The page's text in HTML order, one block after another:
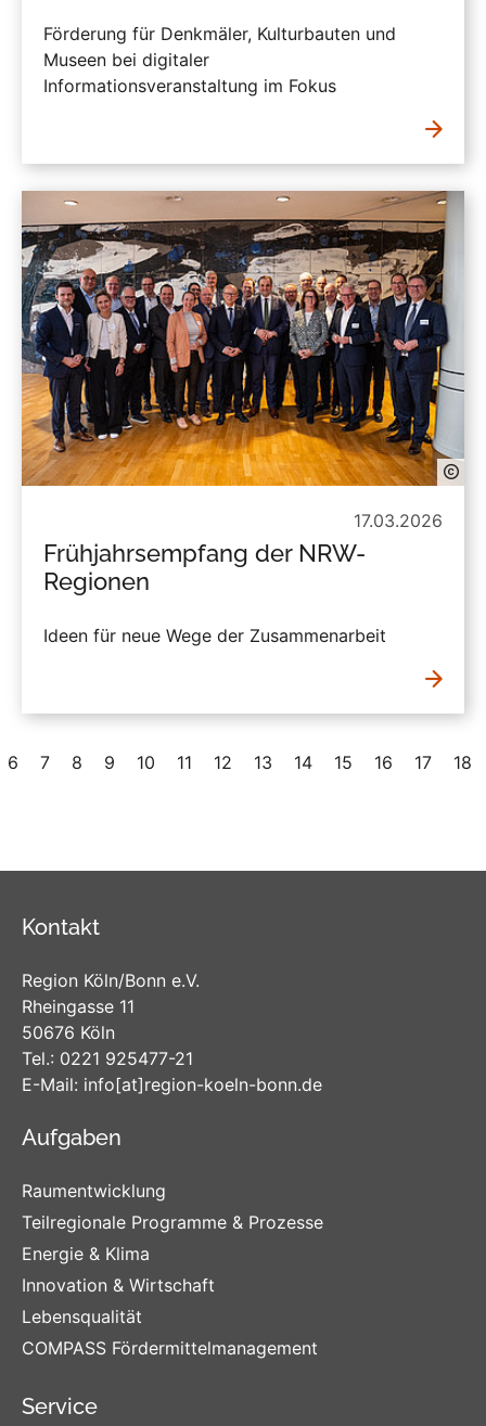
Förderung für Denkmäler, Kulturbauten und
Museen bei digitaler
Informationsveranstaltung im Fokus
17.03.2026
Frühjahrsempfang der NRW-
Regionen
Ideen für neue Wege der Zusammenarbeit
6 7 8 9 10 11 12 13 14 15 16 17 18
Kontakt
Region Köln/Bonn e.V.
Rheingasse 11
50676 Köln
Tel.: 0221 925477-21
E-Mail: info[at]region-koeln-bonn.de
Aufgaben
Raumentwicklung
Teilregionale Programme & Prozesse
Energie & Klima
Innovation & Wirtschaft
Lebensqualität
COMPASS Fördermittelmanagement
Service